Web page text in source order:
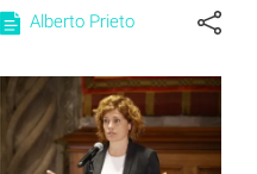
Alberto Prieto